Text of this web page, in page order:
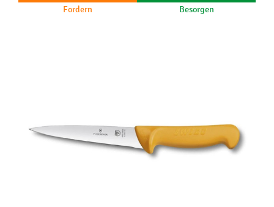
Fordern Besorgen